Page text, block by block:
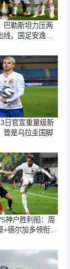
巴勒斯坦力压两
，国足安逸何
日官宣重量级新
曾是乌拉圭国脚
神户胜利船：周
德尔加多领衔进